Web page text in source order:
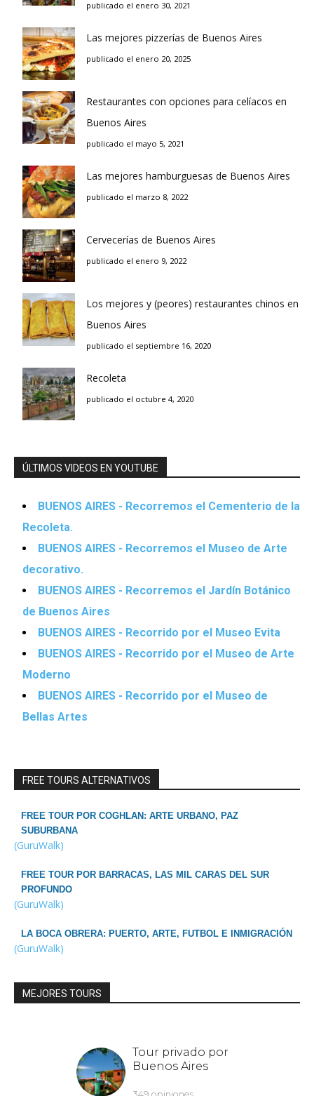
publicado el enero 30, 2021
Las mejores pizzerías de Buenos Aires
publicado el enero 20, 2025
Restaurantes con opciones para celíacos en
Buenos Aires
publicado el mayo 5, 2021
Las mejores hamburguesas de Buenos Aires
publicado el marzo 8, 2022
Cervecerías de Buenos Aires
publicado el enero 9, 2022
Los mejores y (peores) restaurantes chinos en
Buenos Aires
publicado el septiembre 16, 2020
Recoleta
publicado el octubre 4, 2020
ÚLTIMOS VIDEOS EN YOUTUBE
BUENOS AIRES - Recorremos el Cementerio de la
Recoleta.
BUENOS AIRES - Recorremos el Museo de Arte
decorativo.
BUENOS AIRES - Recorremos el Jardín Botánico
de Buenos Aires
BUENOS AIRES - Recorrido por el Museo Evita
BUENOS AIRES - Recorrido por el Museo de Arte
Moderno
BUENOS AIRES - Recorrido por el Museo de
Bellas Artes
FREE TOURS ALTERNATIVOS
FREE TOUR POR COGHLAN: ARTE URBANO, PAZ
SUBURBANA
(GuruWalk)
FREE TOUR POR BARRACAS, LAS MIL CARAS DEL SUR
PROFUNDO
(GuruWalk)
LA BOCA OBRERA: PUERTO, ARTE, FUTBOL E INMIGRACIÓN
(GuruWalk)
MEJORES TOURS